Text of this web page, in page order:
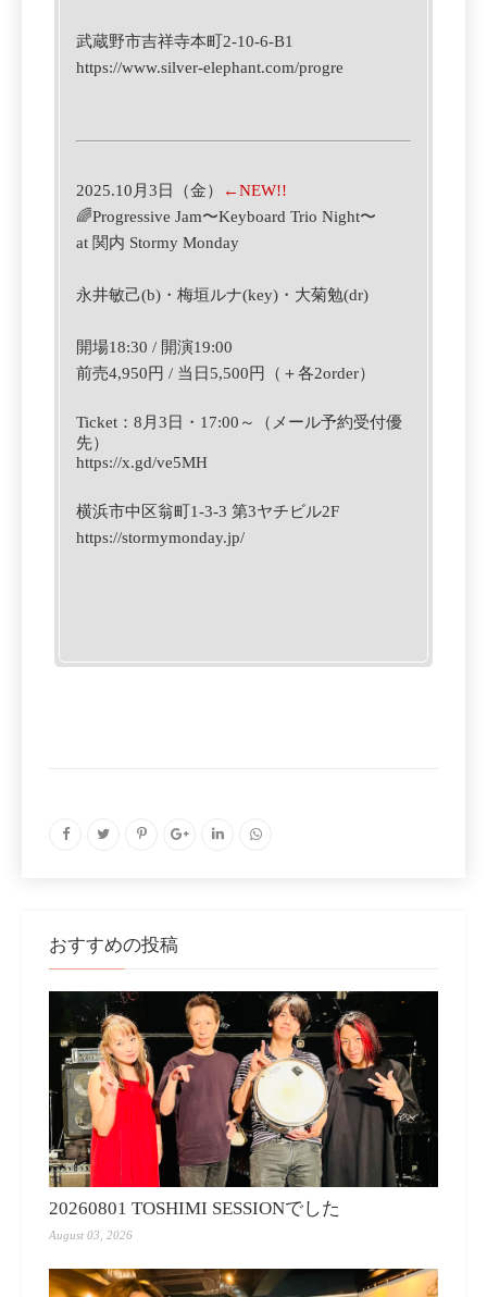
武蔵野市吉祥寺本町2-10-6-B1
https://www.silver-elephant.com/progre
2025.10月3日（金）
←NEW!!
🌈Progressive Jam〜Keyboard Trio Night〜
at 関内 Stormy Monday
永井敏己(b)・ 梅垣ルナ(key)・ 大菊勉(dr)
開場18:30 / 開演19:00
前売4,950円 / 当日5,500円（＋各2order）
Ticket ： 8 月3日 ・ ‪17:00‬ ～（メール予約受付優
先）
https://x.gd/ve5MH
横浜市中区翁町1-3-3 第3ヤチビル2F
https://stormymonday.jp/
おすすめの投稿
20260801 TOSHIMI SESSIONでした
August 03, 2026